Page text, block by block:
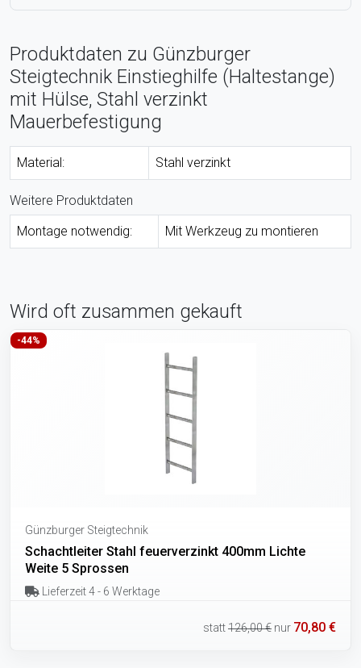
Produktdaten zu Günzburger
Steigtechnik Einstieghilfe (Haltestange)
mit Hülse, Stahl verzinkt
Mauerbefestigung
Material: Stahl verzinkt
Weitere Produktdaten
Montage notwendig:
Mit Werkzeug zu montieren
Wird oft zusammen gekauft
-44%
Günzburger Steigtechnik
Schachtleiter Stahl feuerverzinkt 400mm Lichte
Weite 5 Sprossen
Lieferzeit 4 - 6 Werktage
statt126,00 € nur 70,80 €